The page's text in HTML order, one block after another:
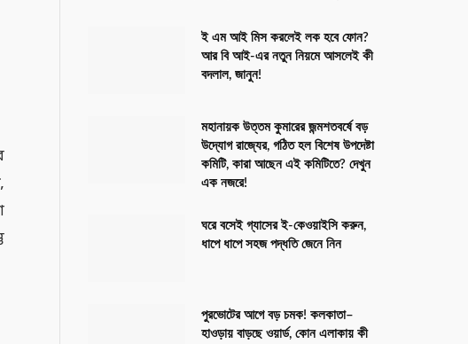
,
ই এম আই মিস করলেই লক হবে ফোন?
আর বি আই-এর নতুন নিয়মে আসলেই কী
বদলাল, জানুন!
মহানায়ক উত্তম কুমারের জন্মশতবর্ষে বড়
উদ্যোগ রাজ্যের, গঠিত হল বিশেষ উপদেষ্টা
কমিটি, কারা আছেন এই কমিটিতে? দেখুন
এক নজরে!
ঘরে বসেই গ্যাসের ই-কেওয়াইসি করুন,
ধাপে ধাপে সহজ পদ্ধতি জেনে নিন
পুরভোটের আগে বড় চমক! কলকাতা–
হাওড়ায় বাড়ছে ওয়ার্ড, কোন এলাকায় কী